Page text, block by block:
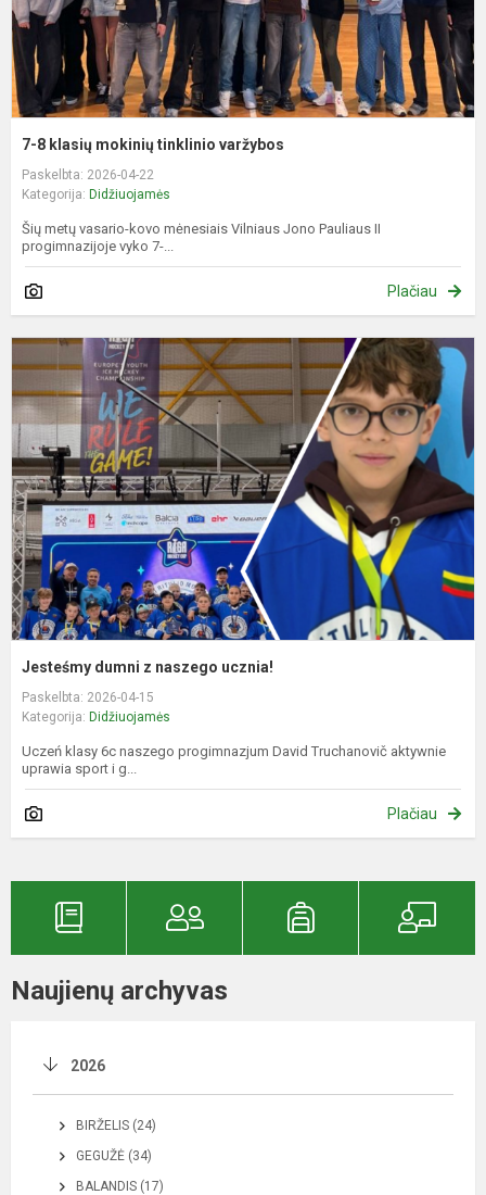
7-8 klasių mokinių tinklinio varžybos
Paskelbta: 2026-04-22
Kategorija: Didžiuojamės
Šių metų vasario-kovo mėnesiais Vilniaus Jono Pauliaus II
progimnazijoje vyko 7-...
Plačiau
Jesteśmy dumni z naszego ucznia!
Paskelbta: 2026-04-15
Kategorija: Didžiuojamės
Uczeń klasy 6c naszego progimnazjum David Truchanovič aktywnie
uprawia sport i g...
Plačiau
Naujienų archyvas
2026
BIRŽELIS (24)
GEGUŽĖ (34)
BALANDIS (17)